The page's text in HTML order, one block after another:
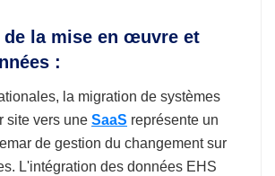
de la mise en œuvre et
:
la migration de systèmes
site vers une SaaS représente un
de gestion du changement sur
L'intégration des données EHS